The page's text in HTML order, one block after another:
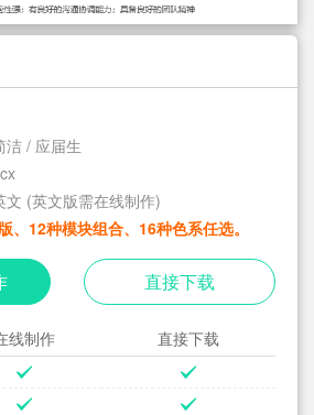
洁 / 应届生
文 (英文版需在线制作)
、12种模块组合、16种色系任选。
直接下载
线制作 直接下载